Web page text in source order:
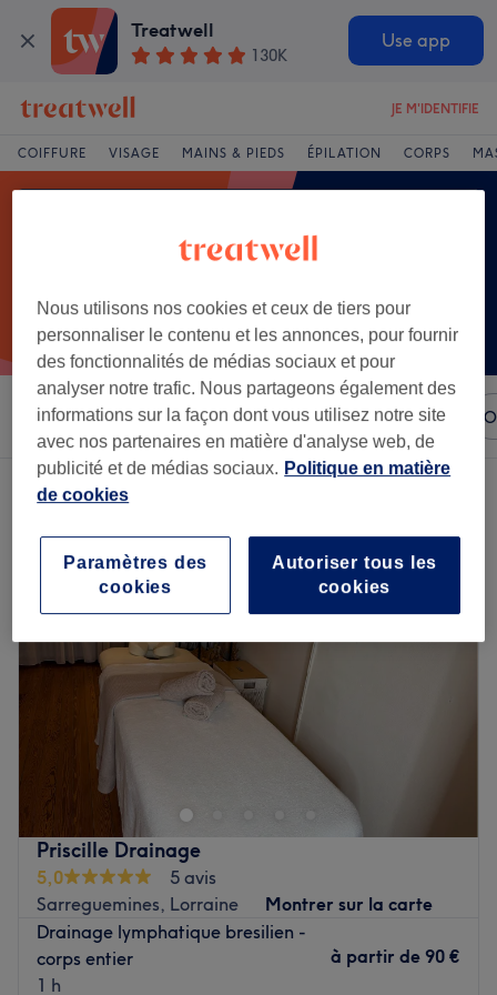
Treatwell
130K
Use app
JE M'IDENTIFIE
COIFFURE VISAGE MAINS & PIEDS ÉPILATION CORPS
Trier par N'importe quel prix Marques Salons
Un établissement offrant:
drainage lymphatique à Sarreguemines, Lorraine
Priscille Drainage
5,0
5 avis
Sarreguemines, Lorraine
Montrer sur la carte
Drainage lymphatique bresilien -
corps entier
1 h
à partir de 90 €
Nous utilisons nos cookies et ceux de tiers pour
personnaliser le contenu et les annonces, pour fournir
des fonctionnalités de médias sociaux et pour
analyser notre trafic. Nous partageons également des
informations sur la façon dont vous utilisez notre site
avec nos partenaires en matière d'analyse web, de
publicité et de médias sociaux. Politique en matière
de cookies
Autoriser tous les
cookies
Paramètres des
cookies